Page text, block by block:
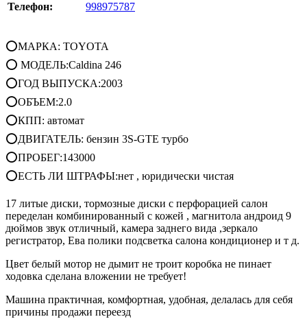
Телефон:
998975787
⭕МАРКА: TOYOTA
⭕ МОДЕЛЬ:Caldina 246
⭕ГОД ВЫПУСКА:2003
⭕ОБЪЕМ:2.0
⭕КПП: автомат
⭕ДВИГАТЕЛЬ: бензин 3S-GTE турбо
⭕ПРОБЕГ:143000
⭕ЕСТЬ ЛИ ШТРАФЫ:нет , юридически чистая
17 литые диски, тормозные диски с перфорацией салон
переделан комбинированный с кожей , магнитола андроид 9
дюймов звук отличный, камера заднего вида ,зеркало
регистратор, Ева полики подсветка салона кондиционер и т д.
Цвет белый мотор не дымит не троит коробка не пинает
ходовка сделана вложении не требует!
Машина практичная, комфортная, удобная, делалась для себя
причины продажи переезд